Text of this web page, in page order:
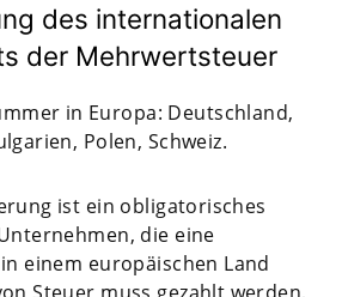
des internationalen
der Mehrwertsteuer
in Europa: Deutschland,
Polen, Schweiz.
ist ein obligatorisches
die eine
einem europäischen Land